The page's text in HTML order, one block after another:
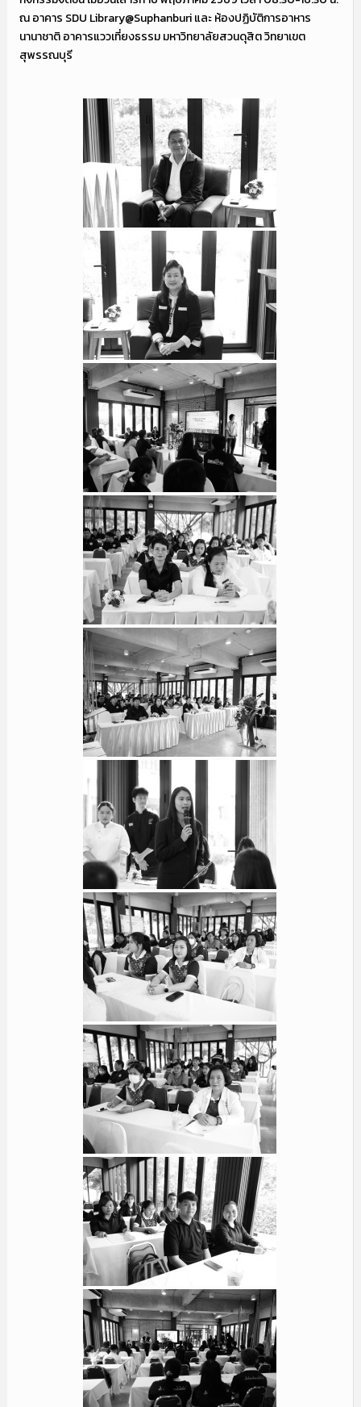
ณ อาคาร SDU Library@Suphanburi และ ห้องปฏิบัติการอาหาร
นานาชาติ อาคารแววเที่ยงธรรม มหาวิทยาลัยสวนดุสิต วิทยาเขต
สุพรรณบุรี